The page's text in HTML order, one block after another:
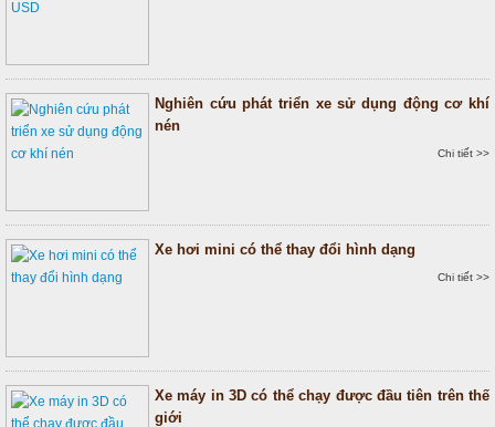
Nghiên cứu phát triển xe sử dụng động cơ khí
nén
Chi tiết >>
Xe hơi mini có thể thay đổi hình dạng
Chi tiết >>
Xe máy in 3D có thể chạy được đầu tiên trên thế
giới